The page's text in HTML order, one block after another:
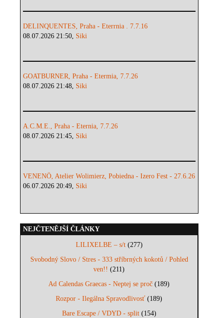
DELINQUENTES, Praha - Eterrnia . 7.7.16
08.07.2026 21:50, Siki
GOATBURNER, Praha - Etermia, 7.7.26
08.07.2026 21:48, Siki
A.C.M.E., Praha - Eternia, 7.7.26
08.07.2026 21:45, Siki
VENENÖ, Atelier Wolimierz, Pobiedna - Izero Fest - 27.6.26
06.07.2026 20:49, Siki
NEJČTENĚJŠÍ ČLÁNKY
LILIXELBE – s/t(277)
Svobodný Slovo / Stres - 333 stříbrných kokotů / Pohled
ven!! (211)
Ad Calendas Graecas - Neptej se proč (189)
Rozpor - Ilegálna Spravodlivosť (189)
Bare Escape / VDYD - split(154)